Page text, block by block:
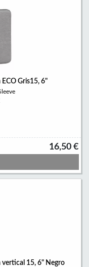
Gris15, 6"
16,50 €
vertical 15, 6" Negro